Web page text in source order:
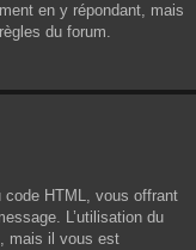
en y répondant, mais
du forum.
code HTML, vous offrant
L’utilisation du
mais il vous est